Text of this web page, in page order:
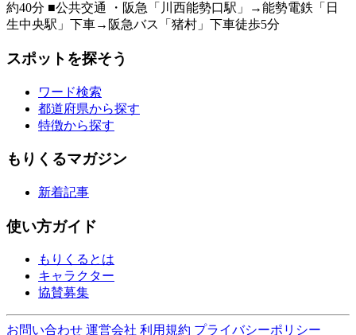
約40分 ■公共交通 ・阪急「川西能勢口駅」→能勢電鉄「日
生中央駅」下車→阪急バス「猪村」下車徒歩5分
スポットを探そう
ワード検索
都道府県から探す
特徴から探す
もりくるマガジン
新着記事
使い方ガイド
もりくるとは
キャラクター
協賛募集
お問い合わせ 運営会社 利用規約 プライバシーポリシー